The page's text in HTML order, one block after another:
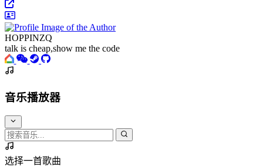
HOPPINZQ
talk is cheap,show me the code
音乐播放器
选择一首歌曲